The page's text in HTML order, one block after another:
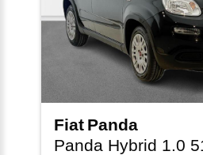
Fiat Panda
Panda Hybrid 1.0